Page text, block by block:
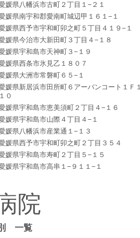
媛県八幡浜市古町２丁目１−２１
媛県南宇和郡愛南町城辺甲１６１−１
媛県西予市宇和町卯之町５丁目４１９−１
媛県今治市大新田町３丁目４−１８
媛県宇和島市天神町３−１９
媛県西条市氷見乙１８０７
媛県大洲市常磐町６５−１
媛県新居浜市田所町６アーバンコート１Ｆ１
１０
媛県宇和島市恵美須町２丁目４−１６
媛県宇和島市山際４丁目４−１
媛県八幡浜市産業通１−１３
媛県西予市宇和町卯之町２丁目３５４
媛県宇和島市寿町２丁目５−１５
媛県宇和島市高串１−９１１−１
院
一覧